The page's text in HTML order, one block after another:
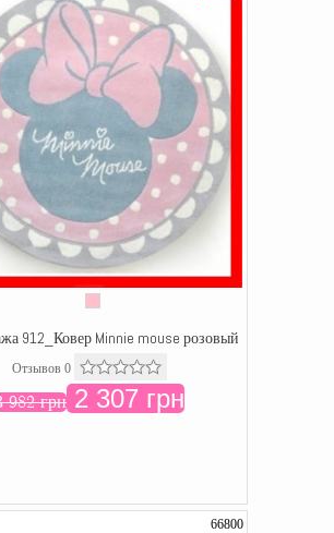
912_Ковер Minnie mouse розовый
Отзывов 0
982 грн 2 307 грн
66800